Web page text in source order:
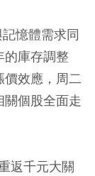
憶體需求同
的庫存調整
效應，周二
個股全面走
返千元大關